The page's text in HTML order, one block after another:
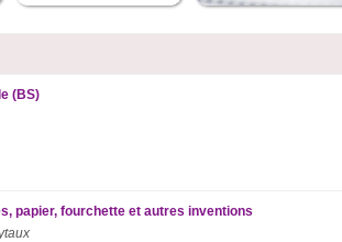
(BS)
papier, fourchette et autres inventions